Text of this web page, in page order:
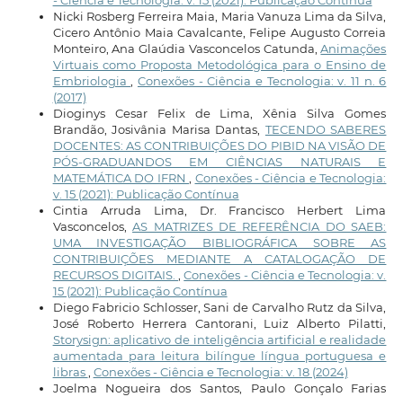
Nicki Rosberg Ferreira Maia, Maria Vanuza Lima da Silva,
Cicero Antônio Maia Cavalcante, Felipe Augusto Correia
Monteiro, Ana Glaúdia Vasconcelos Catunda,Animações
Virtuais como Proposta Metodológica para o Ensino de
Embriologia
Conexões - Ciência e Tecnologia: v. 11 n. 6
(2017)
Dioginys Cesar Felix de Lima, Xênia Silva Gomes
Brandão, Josivânia Marisa Dantas, TECENDO SABERES
DOCENTES: AS CONTRIBUIÇÕES DO PIBID NA VISÃO DE
PÓS-GRADUANDOS EM CIÊNCIAS NATURAIS E
MATEMÁTICA DO IFRN
Conexões - Ciência e Tecnologia:
v. 15 (2021): Publicação Contínua
Cintia Arruda Lima, Dr. Francisco Herbert Lima
Vasconcelos,AS MATRIZES DE REFERÊNCIA DO SAEB:
UMA INVESTIGAÇÃO BIBLIOGRÁFICA SOBRE AS
CONTRIBUIÇÕES MEDIANTE A CATALOGAÇÃO DE
RECURSOS DIGITAIS.
,Conexões - Ciência e Tecnologia: v.
15 (2021): Publicação Contínua
Diego Fabricio Schlosser, Sani de Carvalho Rutz da Silva,
José Roberto Herrera Cantorani, Luiz Alberto Pilatti,
Storysign: aplicativo de inteligência artificial e realidade
aumentada para leitura bilíngue língua portuguesa e
libras Conexões - Ciência e Tecnologia: v. 18 (2024)
Joelma Nogueira dos Santos, Paulo Gonçalo Farias